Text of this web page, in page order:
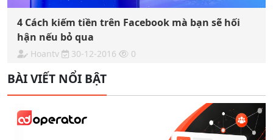
4 Cách kiếm tiền trên Facebook mà bạn sẽ hối
hận nếu bỏ qua
Hoantv 30-12-2016 0
BÀI VIẾT NỔI BẬT